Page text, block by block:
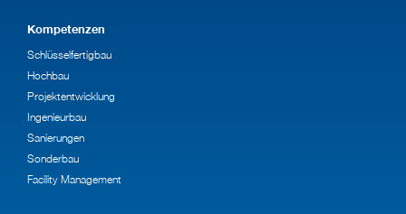
Kompetenzen
Schlüsselfertigbau
Hochbau
Projektentwicklung
Ingenieurbau
Sanierungen
Sonderbau
Facility Management